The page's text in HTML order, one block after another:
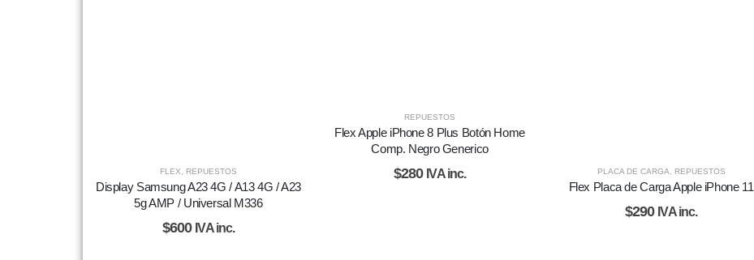
FLEX REPUESTOS
Display Samsung A23 4G / A13 4G / A23
5g AMP / Universal M336
$600 IVA inc.
REPUESTOS
Flex Apple iPhone 8 Plus Botón Home
Comp. Negro Generico
$280 IVA inc. PLACA DE CARGA REPUESTOS
Flex Placa de Carga Apple iPhone 11
$290 IVA inc.